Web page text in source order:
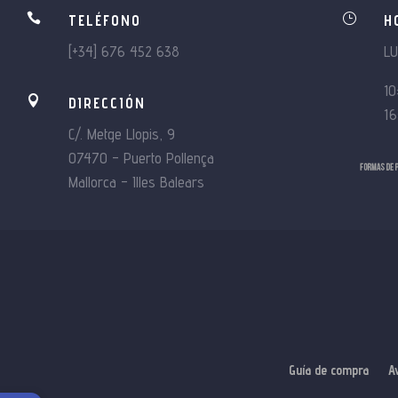

TELÉFONO
[+34] 676 452 638

DIRECCIÓN
C/. Metge Llopis, 9
07470 – Puerto Pollença
Mallorca – Illes Balears
}
Guía de compra